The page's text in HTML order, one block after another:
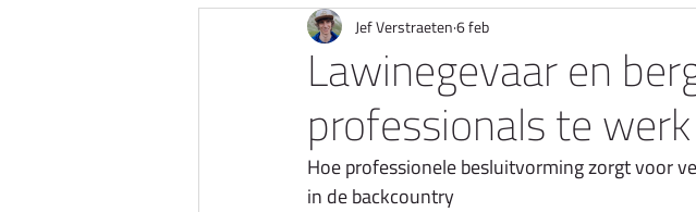
Reistips en informatie
Lawinegevaar en
professionals te
Jef Verstraeten6 feb
Hoe professionele besluitvorming zorgt voor
in de backcountry